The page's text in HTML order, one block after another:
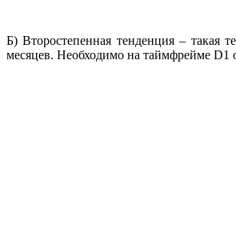
Б) Второстепенная тенденция – такая
месяцев. Необходимо на таймфрейме D1